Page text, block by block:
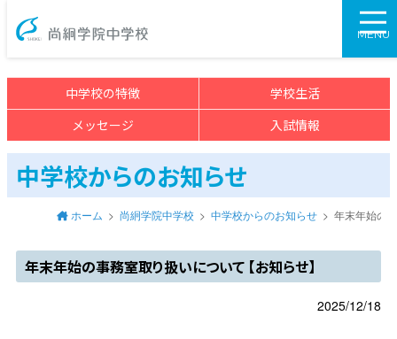
MENU
中学校の特徴
学校生活
メッセージ
入試情報
中学校からのお知らせ
ホーム 尚絅学院中学校 中学校からのお知らせ 年末年始の
年末年始の事務室取り扱いについて 【お知らせ】
2025/12/18